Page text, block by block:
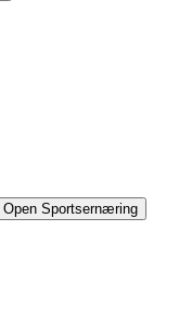
Open Sportsernæring